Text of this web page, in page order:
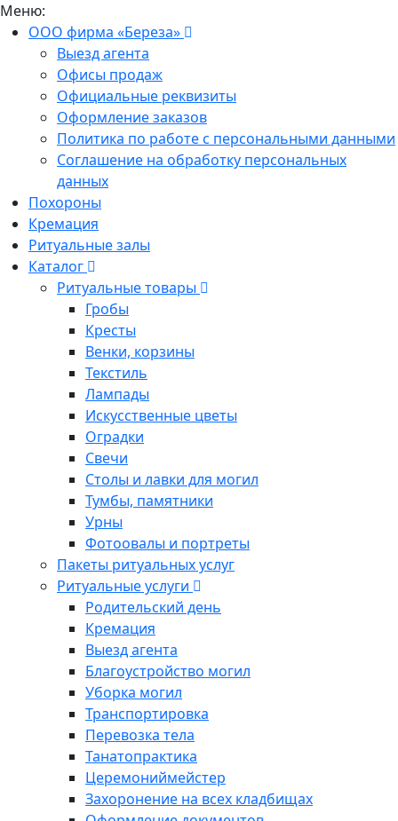
Меню:
ООО фирма «Береза»
Выезд агента
Офисы продаж
Официальные реквизиты
Оформление заказов
Политика по работе с персональными данными
Соглашение на обработку персональных
данных
Похороны
Кремация
Ритуальные залы
Каталог
Ритуальные товары
Гробы
Кресты
Венки, корзины
Текстиль
Лампады
Искусственные цветы
Оградки
Свечи
Столы и лавки для могил
Тумбы, памятники
Урны
Фотоовалы и портреты
Пакеты ритуальных услуг
Ритуальные услуги
Родительский день
Кремация
Выезд агента
Благоустройство могил
Уборка могил
Транспортировка
Перевозка тела
Танатопрактика
Церемониймейстер
Захоронение на всех кладбищах